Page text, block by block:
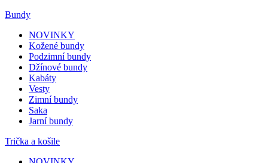
Bundy
NOVINKY
Kožené bundy
Podzimní bundy
Džínové bundy
Kabáty
Vesty
Zimní bundy
Saka
Jarní bundy
Trička a košile